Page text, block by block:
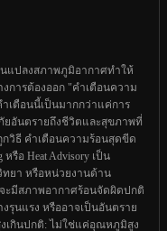
นแปลงสภาพภูมิอากาศทำให้
งการต้องออก "คำเตือนความ
ำเตือนนี้เป็นมากกว่าแค่การ
อันตรายถึงชีวิตและสุขภาพที่
กวิธี คำเตือนความร้อนสุดขีด
หรือ Heat Advisory เป็น
ยา หรือหน่วยงานด้าน
ะมีสภาพอากาศร้อนจัดผิดปกติ
รุนแรง หรืออาจเป็นอันตราย
เกินปกติ: ไม่ใช่แค่อุณหภูมิสูง